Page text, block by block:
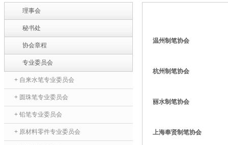
理事会
秘书处
协会章程
专业委员会
+ 自来水笔专业委员会
+ 圆珠笔专业委员会
+ 铅笔专业委员会
+ 原材料零件专业委员会
温州制笔协会
杭州制笔协会
丽水制笔协会
上海奉贤制笔协会